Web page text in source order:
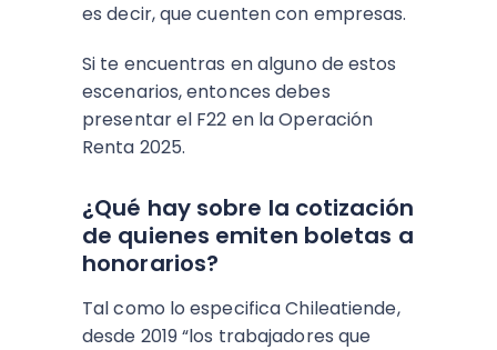
es decir, que cuenten con empresas.
Si te encuentras en alguno de estos
escenarios, entonces debes
presentar el F22 en la Operación
Renta 2025.
¿Qué hay sobre la cotización
de quienes emiten boletas a
honorarios?
Tal como lo especifica Chileatiende,
desde 2019 “los trabajadores que